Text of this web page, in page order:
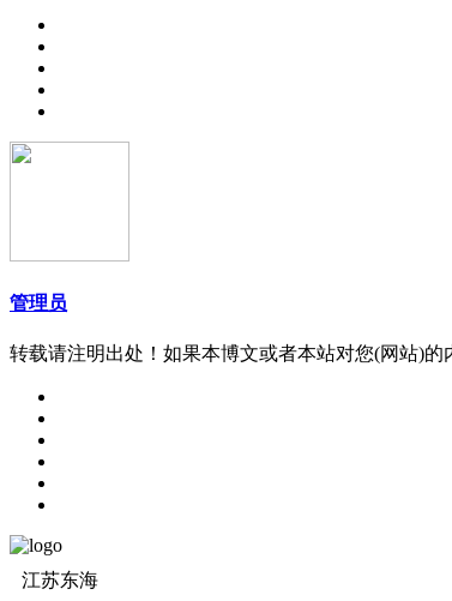
管理员
转载请注明出处！如果本博文或者本站对您(网站)
江苏东海